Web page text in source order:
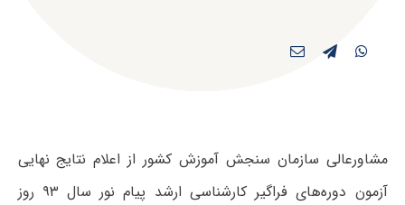
مشاورعالی سازمان سنجش آموزش کشور از اعلام نتایج نهایی
آزمون دوره‌های فراگیر کارشناسی ارشد پیام نور سال ۹۳ روز